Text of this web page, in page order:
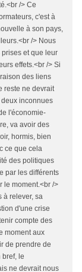
/> Ce
c'est à
à son pays,
/> Nous
et que leur
effets.<br /> Si
des liens
reste ne devrait
inconnues
l'économie-
va avoir des
hormis, bien
ce que cela
des politiques
par les différents
le moment.<br />
à relever, sa
d'une crise
compte des
moment aux
de prendre de
bref, le
ne devrait nous